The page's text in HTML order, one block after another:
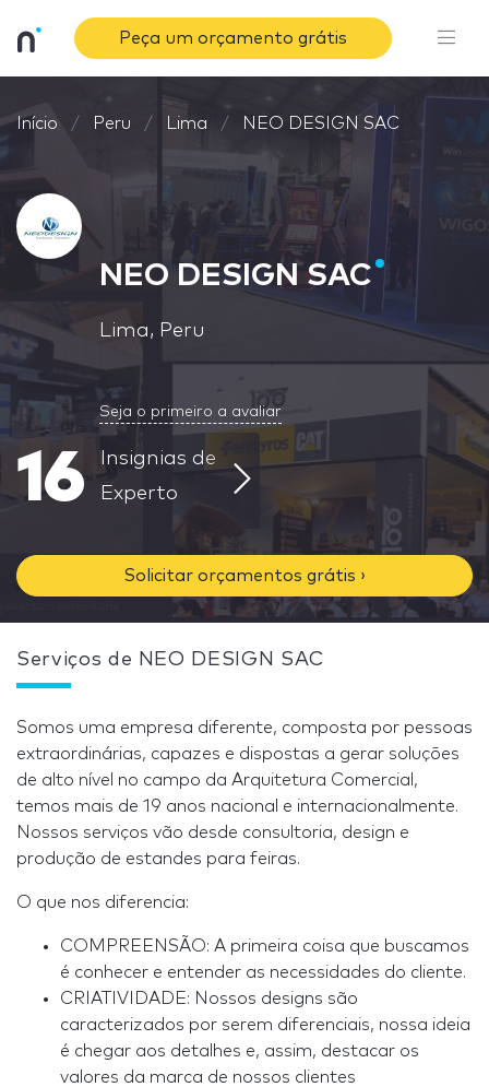
Peça um orçamento grátis
Início Peru Lima NEO DESIGN SAC
NEO DESIGN SAC
Lima, Peru
Seja o primeiro a avaliar
16
Insignias de
Experto
Solicitar orçamentos grátis ›
Serviços de NEO DESIGN SAC
Somos uma empresa diferente, composta por pessoas
extraordinárias, capazes e dispostas a gerar soluções
de alto nível no campo da Arquitetura Comercial,
temos mais de 19 anos nacional e internacionalmente.
Nossos serviços vão desde consultoria, design e
produção de estandes para feiras.
O que nos diferencia:
COMPREENSÃO: A primeira coisa que buscamos
é conhecer e entender as necessidades do cliente.
CRIATIVIDADE: Nossos designs são
caracterizados por serem diferenciais, nossa ideia
é chegar aos detalhes e, assim, destacar os
valores da marca de nossos clientes